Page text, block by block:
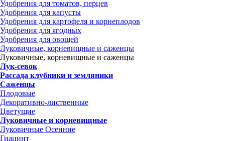
Удобрения для томатов, перцев
Удобрения для капусты
Удобрения для картофеля и корнеплодов
Удобрения для ягодных
Удобрения для овощей
Луковичные, корневищные и саженцы
Луковичные, корневищные и саженцы
Лук-севок
Рассада клубники и земляники
Саженцы
Плодовые
Декоративно-лиственные
Цветущие
Луковичные и корневищные
Луковичные Осенние
Гиацинт